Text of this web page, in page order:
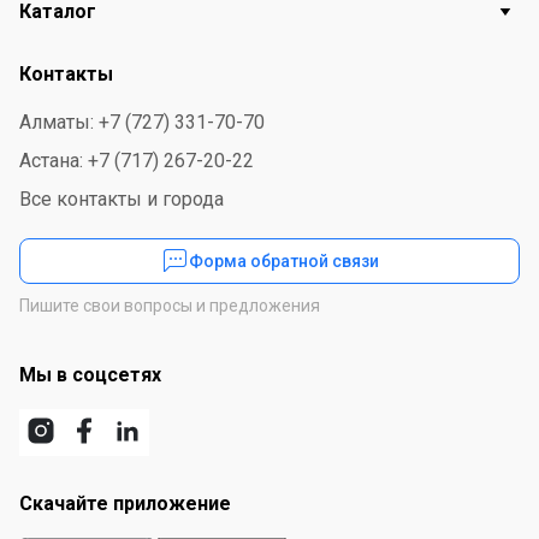
Каталог
Контакты
Алматы: +7 (727) 331-70-70
Астана: +7 (717) 267-20-22
Все контакты и города
Форма обратной связи
Пишите свои вопросы и предложения
Мы в соцсетях
Скачайте приложение